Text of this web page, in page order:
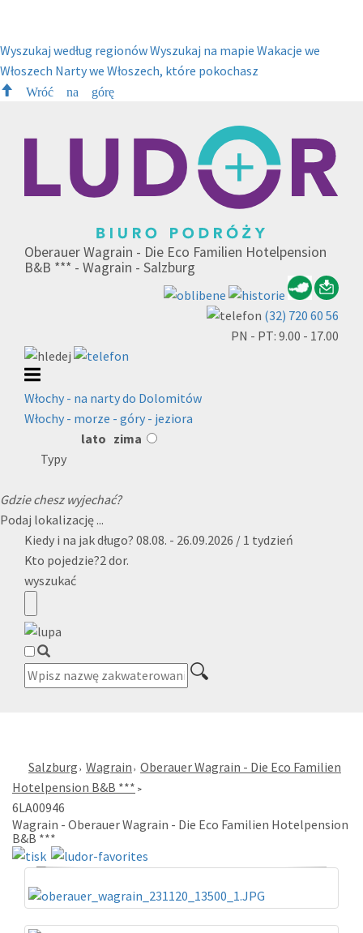
Wyszukaj według regionówWyszukaj na mapie Wakacje we
Włoszech Narty we Włoszech, które pokochasz
Wróć na górę
Oberauer Wagrain - Die Eco Familien Hotelpension
B&B *** - Wagrain - Salzburg
(32) 720 60 56
PN - PT: 9.00 - 17.00
Włochy - na narty do Dolomitów
Włochy - morze - góry - jeziora
lato zima
Typy
Gdzie chesz wyjechać?
Podaj lokalizację ...
Kiedy i na jak długo? 08.08. - 26.09.2026 / 1 tydzień
Kto pojedzie?2 dor.
wyszukać
Salzburg Wagrain Oberauer Wagrain - Die Eco Familien
Hotelpension B&B ***
6LA00946
Wagrain - Oberauer Wagrain - Die Eco Familien Hotelpension
B&B ***